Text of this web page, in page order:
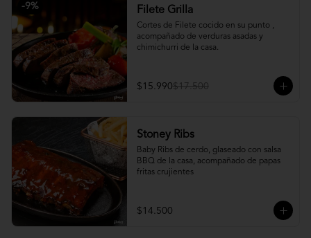
-9% Filete Grilla
Cortes de Filete cocido en su punto ,
acompañado de verduras asadas y
chimichurri de la casa.
$15.990$17.500
Stoney Ribs
Baby Ribs de cerdo, glaseado con salsa
BBQ de la casa, acompañado de papas
fritas crujientes
$14.500